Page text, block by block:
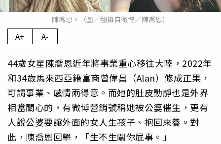
陳喬恩。（圖／翻攝自微博／陳喬恩）
A+ A-
44歲女星陳喬恩近年將事業重心移往大陸，2022年
和34歲馬來西亞籍富商曾偉昌（Alan）修成正果，
可謂事業、感情兩得意。而她的肚皮動靜也是外界
相當關心的，有微博營銷號稱她被公婆催生，更有
人說公婆要讓外面的女人生孩子、抱回來養。對
此，陳喬恩回擊，「生不生關你屁事。」